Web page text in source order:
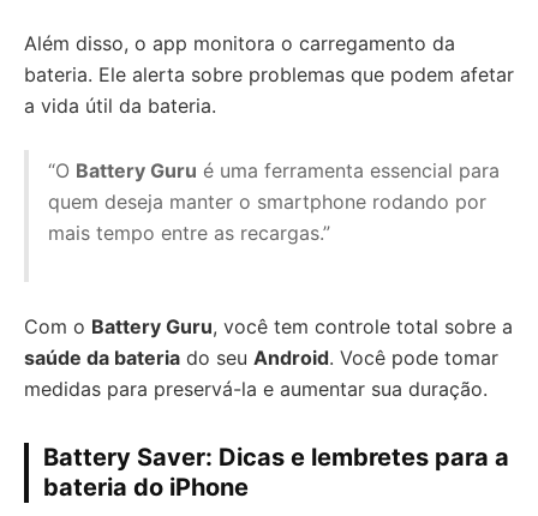
Além disso, o app monitora o carregamento da
bateria. Ele alerta sobre problemas que podem afetar
a vida útil da bateria.
“O Battery Guru é uma ferramenta essencial para
quem deseja manter o smartphone rodando por
mais tempo entre as recargas.”
Com o Battery Guru, você tem controle total sobre a
saúde da bateria do seu Android. Você pode tomar
medidas para preservá-la e aumentar sua duração.
Battery Saver: Dicas e lembretes para a
bateria do iPhone